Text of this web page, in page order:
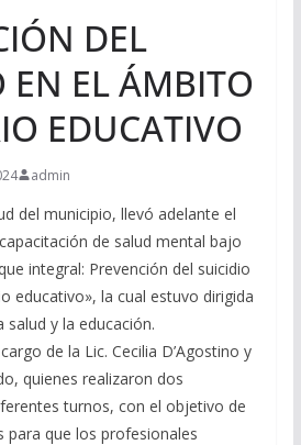
DEL
EN EL ÁMBITO
EDUCATIVO
admin
del municipio, llevó adelante el
de salud mental bajo
integral: Prevención del suicidio
educativo», la cual estuvo dirigida
y la educación.
de la Lic. Cecilia D’Agostino y
quienes realizaron dos
turnos, con el objetivo de
para que los profesionales